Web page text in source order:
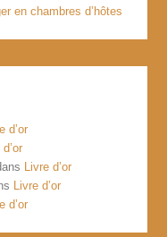
en chambres d’hôtes
d’or
Livre d’or
Livre d’or
d’or